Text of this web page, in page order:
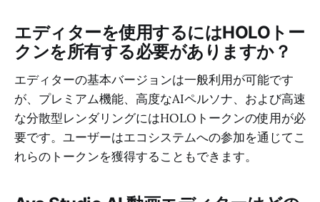
エディターを使用するにはHOLOトー
クンを所有する必要がありますか？
エディターの基本バージョンは一般利用が可能です
が、プレミアム機能、高度なAIペルソナ、および高速
な分散型レンダリングにはHOLOトークンの使用が必
要です。ユーザーはエコシステムへの参加を通じてこ
れらのトークンを獲得することもできます。